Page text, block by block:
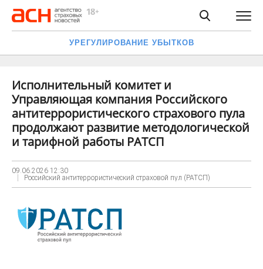
УРЕГУЛИРОВАНИЕ УБЫТКОВ
Исполнительный комитет и
Управляющая компания Российского
антитеррористического страхового пула
продолжают развитие методологической
и тарифной работы РАТСП
09.06.2026 12:30
Российский антитеррористический страховой пул (РАТСП)